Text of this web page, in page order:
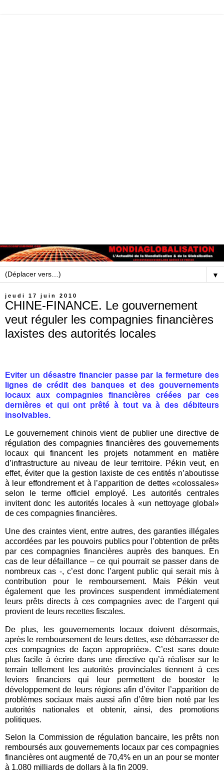
▼
jeudi 17 juin 2010
CHINE-FINANCE. Le gouvernement
veut réguler les compagnies financières
laxistes des autorités locales
Eviter un désastre financier passe par la fermeture des
lignes de crédit des banques et des gouvernements
locaux aux compagnies financières créées par ces
dernières et qui ont prêté à tout va à des débiteurs
insolvables.
Le gouvernement chinois vient de publier une directive de
régulation des compagnies financières des gouvernements
locaux qui financent les projets notamment en matière
d’infrastructure au niveau de leur territoire. Pékin veut, en
effet, éviter que la gestion laxiste de ces entités n’aboutisse
à leur effondrement et à l’apparition de dettes «colossales»
selon le terme officiel employé. Les autorités centrales
invitent donc les autorités locales à «un nettoyage global»
de ces compagnies financières.
Une des craintes vient, entre autres, des garanties illégales
accordées par les pouvoirs publics pour l’obtention de prêts
par ces compagnies financières auprès des banques. En
cas de leur défaillance – ce qui pourrait se passer dans de
nombreux cas -, c’est donc l’argent public qui serait mis à
contribution pour le remboursement. Mais Pékin veut
également que les provinces suspendent immédiatement
leurs prêts directs à ces compagnies avec de l’argent qui
provient de leurs recettes fiscales.
De plus, les gouvernements locaux doivent désormais,
après le remboursement de leurs dettes, «se débarrasser de
ces compagnies de façon appropriée». C’est sans doute
plus facile à écrire dans une directive qu’à réaliser sur le
terrain tellement les autorités provinciales tiennent à ces
leviers financiers qui leur permettent de booster le
développement de leurs régions afin d’éviter l’apparition de
problèmes sociaux mais aussi afin d’être bien noté par les
autorités nationales et obtenir, ainsi, des promotions
politiques.
Selon la Commission de régulation bancaire, les prêts non
remboursés aux gouvernements locaux par ces compagnies
financières ont augmenté de 70,4% en un an pour se monter
à 1.080 milliards de dollars à la fin 2009.